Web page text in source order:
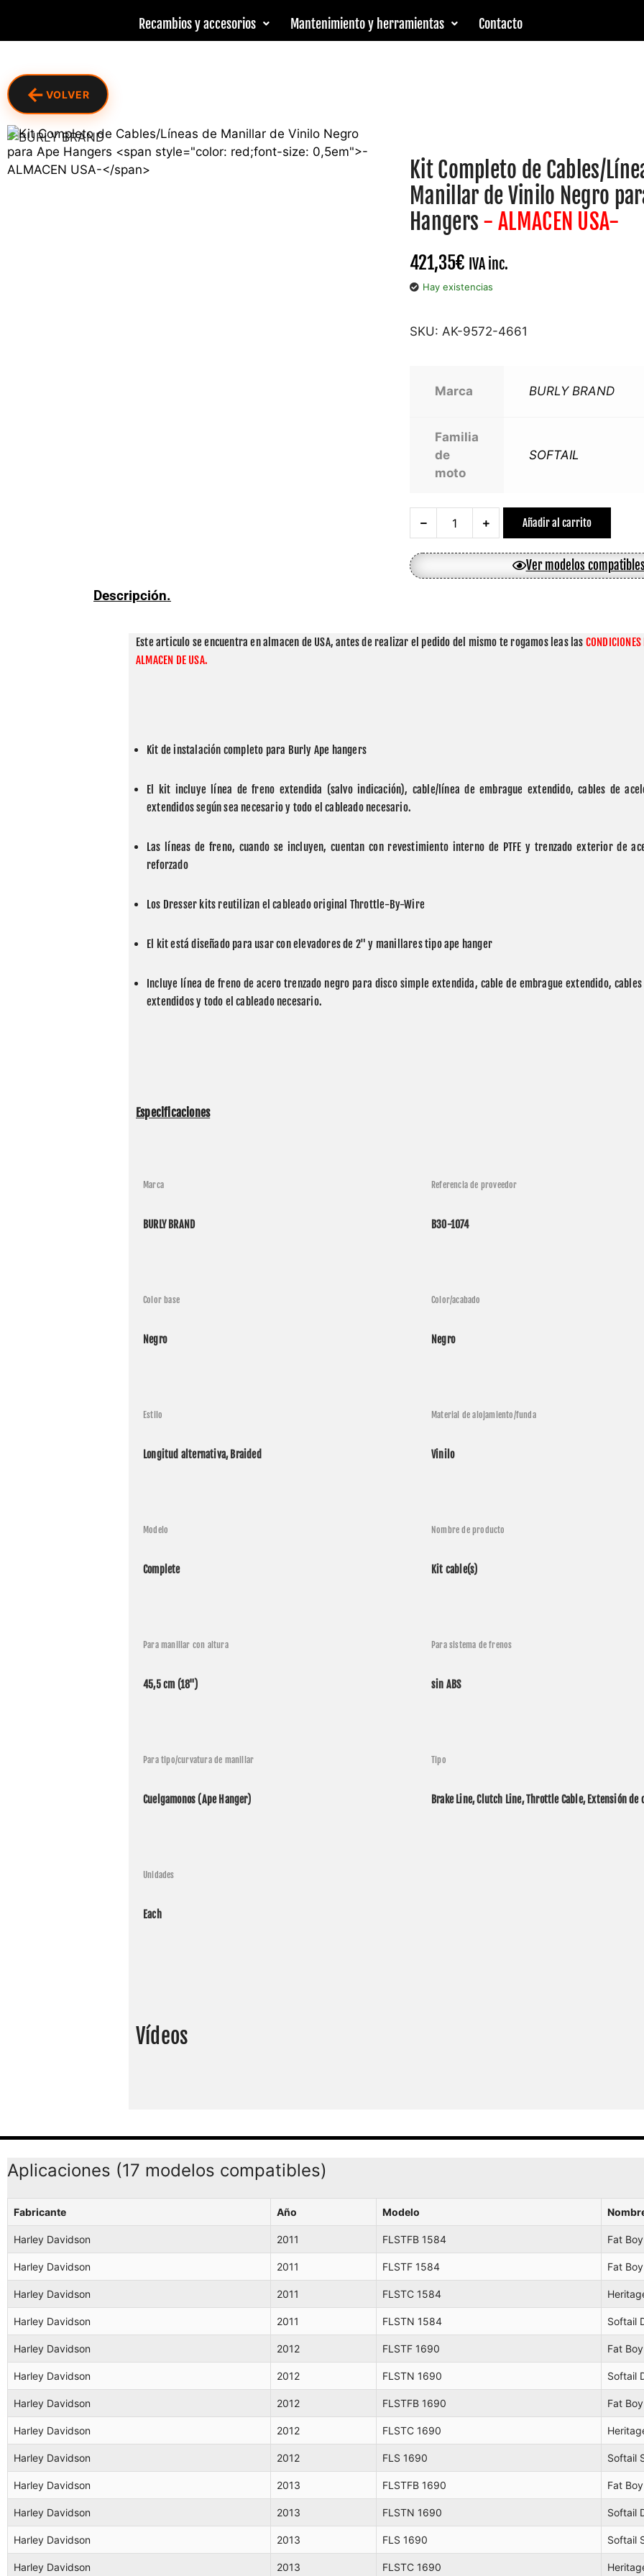
Recambios y accesorios Mantenimiento y herramientas Contacto
← VOLVER
Kit Completo de Cables/
Manillar de Vinilo Negro
Hangers - ALMACEN USA-
421,35€ IVA inc.
Hay existencias
SKU: AK-9572-4661
Marca BURLY BRAND
Familia
de
moto
SOFTAIL
Añadir al carrito
Ver modelos
Descripción.
Este articulo se encuentra en almacen de USA, antes de realizar el pedido del mismo te rogamos leas las
ALMACEN DE USA.
Kit de instalación completo para Burly Ape hangers
El kit incluye línea de freno extendida (salvo indicación), cable/línea de embrague extendido, cables de
extendidos según sea necesario y todo el cableado necesario.
Las líneas de freno, cuando se incluyen, cuentan con revestimiento interno de PTFE y trenzado exterior de
reforzado
Los Dresser kits reutilizan el cableado original Throttle-By-Wire
El kit está diseñado para usar con elevadores de 2" y manillares tipo ape hanger
Incluye línea de freno de acero trenzado negro para disco simple extendida, cable de embrague extendido,
extendidos y todo el cableado necesario.
Especificaciones
Marca
BURLY BRAND
Referencia de proveedor
B30-1074
Color base
Negro
Color/acabado
Negro
Estilo
Longitud alternativa, Braided
Material de alojamiento/funda
Vinilo
Modelo
Complete
Nombre de producto
Kit cable(s)
Para manillar con altura
45,5 cm (18")
Para sistema de frenos
sin ABS
Para tipo/curvatura de manillar
Cuelgamonos (Ape Hanger)
Tipo
Brake Line, Clutch Line, Throttle Cable, Extensión de
Unidades
Each
Vídeos
Aplicaciones (17 modelos compatibles)
Fabricante Año Modelo
Harley Davidson 2011 FLSTFB 1584 Fat
Harley Davidson 2011 FLSTF 1584 Fat Boy
Harley Davidson 2011 FLSTC 1584
Harley Davidson 2011 FLSTN 1584 Softail
Harley Davidson 2012 FLSTF 1690 Fat Boy
Harley Davidson 2012 FLSTN 1690 Softail
Harley Davidson 2012 FLSTFB 1690 Fat
Harley Davidson 2012 FLSTC 1690
Harley Davidson 2012 FLS 1690 Softail
Harley Davidson 2013 FLSTFB 1690 Fat
Harley Davidson 2013 FLSTN 1690 Softail
Harley Davidson 2013 FLS 1690 Softail
Harley Davidson 2013 FLSTC 1690